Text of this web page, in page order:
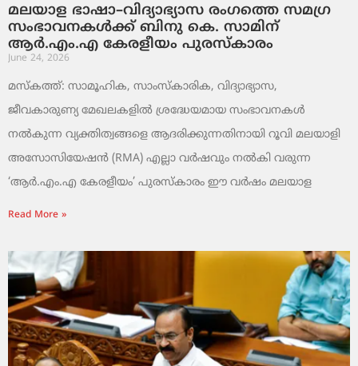
മലയാള ഭാഷാ–വിദ്യാഭ്യാസ രംഗത്തെ സമഗ്ര
സംഭാവനകൾക്ക് ബിനു കെ. സാമിന്
ആർ.എം.എ കേരളീയം പുരസ്‌കാരം
June 24, 2026
മസ്കത്ത്: സാമൂഹിക, സാംസ്‌കാരിക, വിദ്യാഭ്യാസ,
ജീവകാരുണ്യ മേഖലകളിൽ ശ്രദ്ധേയമായ സംഭാവനകൾ
നൽകുന്ന വ്യക്തിത്വങ്ങളെ ആദരിക്കുന്നതിനായി റൂവി മലയാളി
അസോസിയേഷൻ (RMA) എല്ലാ വർഷവും നൽകി വരുന്ന
‘ആർ.എം.എ കേരളീയം’ പുരസ്‌കാരം ഈ വർഷം മലയാള
Read More »